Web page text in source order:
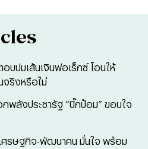
บปมเส้นเงินฟอเร็กซ์ โอนให้
จริงหรือไม่
พลังประชารัฐ “บิ๊กป้อม” ขอบใจ
ศรษฐกิจ-พัฒนาคน มั่นใจ พร้อม